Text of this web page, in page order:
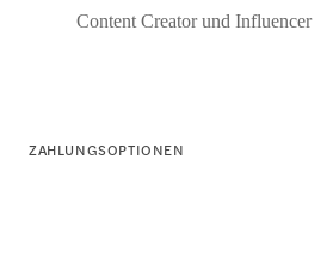
Content Creator und Influencer
ZAHLUNGSOPTIONEN